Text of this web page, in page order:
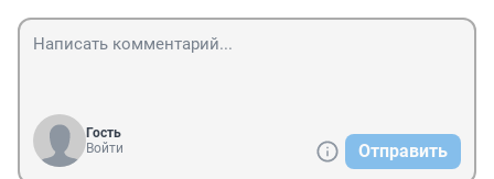
Гость
Войти
Отправить